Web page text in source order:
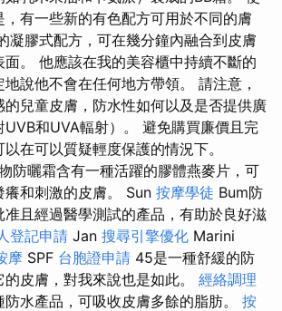
有一些新的有色配方可用於不同的膚
凝膠式配方，可在幾分鐘內融合到皮膚
。 他應該在我的美容櫃中持續不斷的
說他不會在任何地方帶領。 請注意，
兒童皮膚，防水性如何以及是否提供廣
UVB和UVA輻射）。 避免購買廉價且完
在可以質疑輕度保護的情況下。
防曬霜含有一種活躍的膠體燕麥片，可
和刺激的皮膚。 Sun 按摩學徒 Bum防
且經過醫學測試的產品，有助於良好滋
登記申請 Jan 搜尋引擎優化 Marini
摩 SPF 台胞證申請 45是一種舒緩的防
皮膚，對我來說也是如此。 經絡調理
水產品，可吸收皮膚多餘的脂肪。 按